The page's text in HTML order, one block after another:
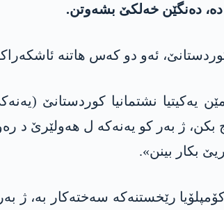
دە، دەنگێن خەلکێ بشەوتن.
ئەو دو کەس هاتنە
یەکیتیا نشتمانیا کوردستانێ
بکن، ژ بەر کو یه‌نه‌كه‌ ل هەولێرێ د
بکار بینن».
رێخستنەکە سەختەکار بە، ژ